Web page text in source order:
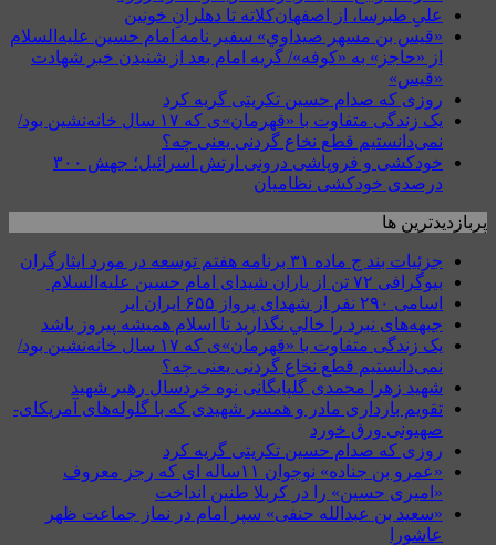
علیِ طبرسا، از اصفهان‌کلاته تا دهلرانِ خونین
«قيس بن مسهر صيداوي» سفیر نامه امام حسین علیه‌السلام
از «حاجز» به «کوفه»/ گریه امام بعد از شنیدن خبر شهادت
«قیس»
روزی که صدام حسین تکریتی گریه کرد
یک زندگی متفاوت با «قهرمان»ی که ۱۷ سال خانه‌نشین بود/
نمی‌دانستیم قطع نخاع گردنی یعنی چه؟
خودکشی و فروپاشی درونی ارتش اسرائیل؛ جهش ۳۰۰
درصدی خودکشی نظامیان
پربازدیدترین ها
جزئیات بند ج ماده ۳۱ برنامه هفتم توسعه در مورد ایثارگران
بیوگرافی ۷۲ تن از یاران شیدای امام حسین علیه‌السلام
اسامی ۲۹۰ نفر از شهدای پرواز ۶۵۵ ایران ایر
جبهه‌های نبرد را خالي نگذاريد تا اسلام هميشه پيروز باشد
یک زندگی متفاوت با «قهرمان»ی که ۱۷ سال خانه‌نشین بود/
نمی‌دانستیم قطع نخاع گردنی یعنی چه؟
شهید زهرا محمدی گلپایگانی نوه خردسال رهبر شهید
تقویم بارداری مادر و همسر شهیدی که با گلوله‌های آمریکای-
صهیونی ورق خورد
روزی که صدام حسین تکریتی گریه کرد
«عمرو بن جناده» نوجوان ۱۱ساله ای که رجز معروف
«امیری حسین» را در کربلا طنین انداخت
«سعید بن عبدالله حنفی» سپر امام در نماز جماعت ظهر
عاشورا